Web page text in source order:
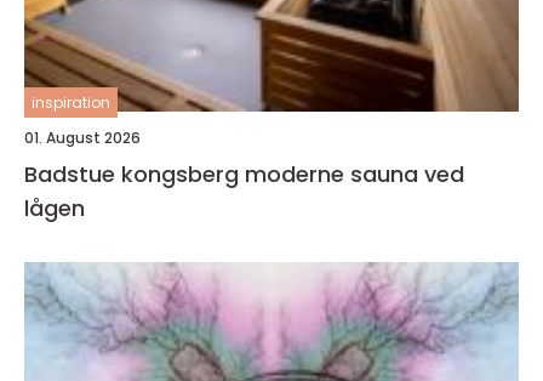
inspiration
01. August 2026
Badstue kongsberg moderne sauna ved
lågen